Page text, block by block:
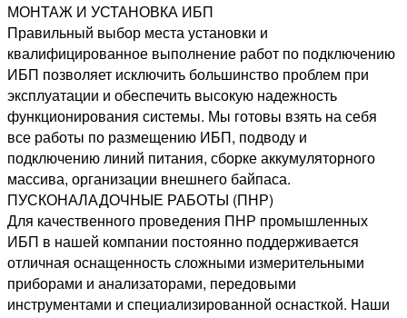
МОНТАЖ И УСТАНОВКА ИБП
Правильный выбор места установки и
квалифицированное выполнение работ по подключению
ИБП позволяет исключить большинство проблем при
эксплуатации и обеспечить высокую надежность
функционирования системы. Мы готовы взять на себя
все работы по размещению ИБП, подводу и
подключению линий питания, сборке аккумуляторного
массива, организации внешнего байпаса.
ПУСКОНАЛАДОЧНЫЕ РАБОТЫ (ПНР)
Для качественного проведения ПНР промышленных
ИБП в нашей компании постоянно поддерживается
отличная оснащенность сложными измерительными
приборами и анализаторами, передовыми
инструментами и специализированной оснасткой. Наши